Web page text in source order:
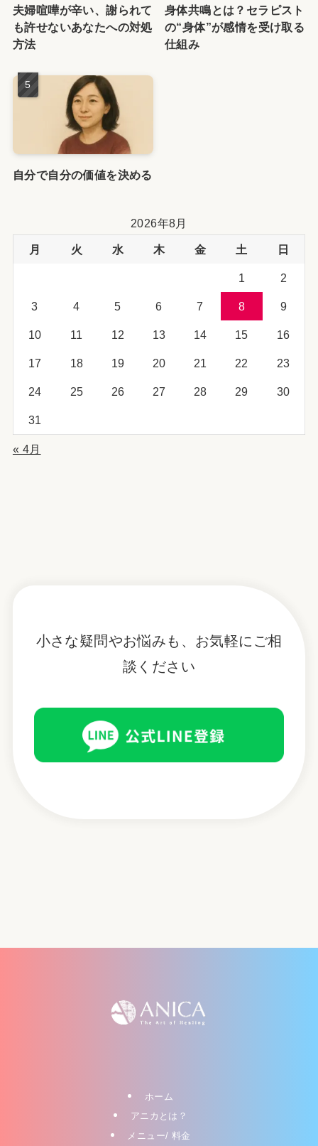
夫婦喧嘩が辛い、謝られて
も許せないあなたへの対処
方法
身体共鳴とは？セラピスト
の“身体”が感情を受け取る
仕組み
自分で自分の価値を決める
2026年8月
月 火 水 木 金 土 日
1 2
3 4 5 6 7 8 9
10 11 12 13 14 15 16
17 18 19 20 21 22 23
24 25 26 27 28 29 30
31
« 4月
小さな疑問やお悩みも、お気軽にご相
談ください
ホーム
アニカとは？
メニュー/ 料金